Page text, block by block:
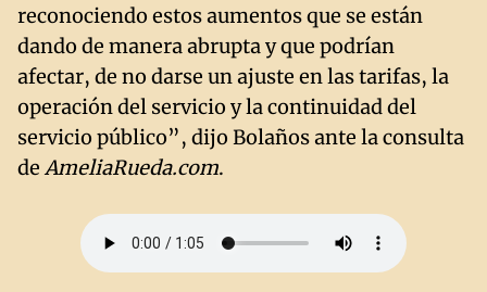
reconociendo estos aumentos que se están
dando de manera abrupta y que podrían
afectar, de no darse un ajuste en las tarifas, la
operación del servicio y la continuidad del
servicio público”, dijo Bolaños ante la consulta
deAmeliaRueda.com.